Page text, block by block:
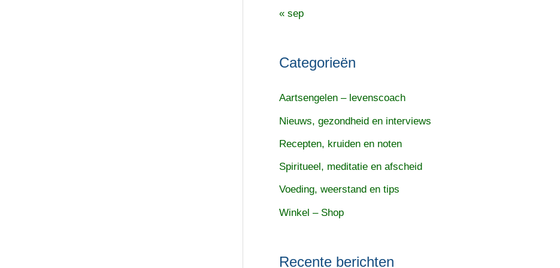
« sep
Categorieën
Aartsengelen – levenscoach
Nieuws, gezondheid en interviews
Recepten, kruiden en noten
Spiritueel, meditatie en afscheid
Voeding, weerstand en tips
Winkel – Shop
Recente berichten